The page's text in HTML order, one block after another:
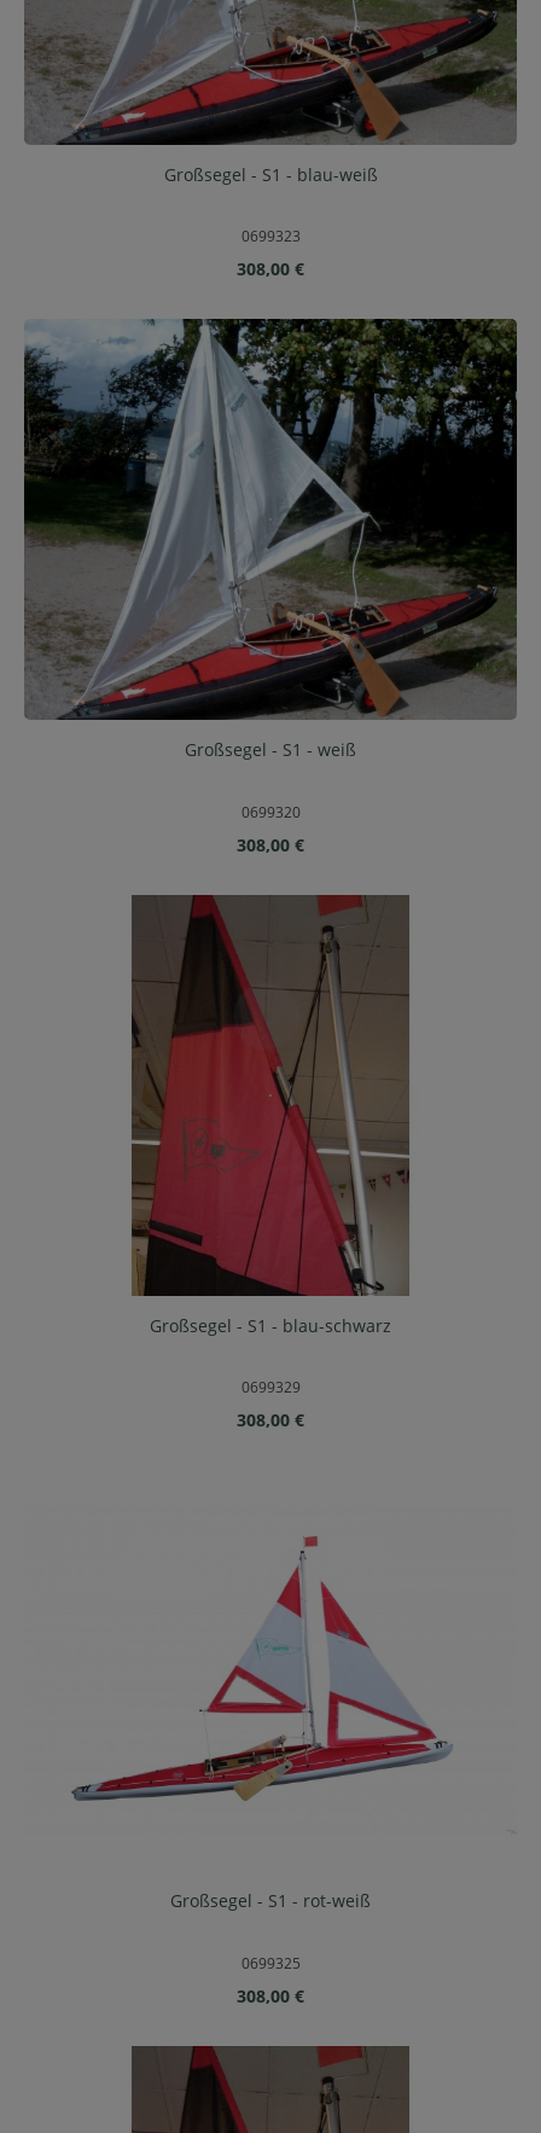
Großsegel - S1 - blau-weiß
0699323
Regulärer Preis:
308,00 €
Großsegel - S1 - weiß
0699320
Regulärer Preis:
308,00 €
Großsegel - S1 - blau-schwarz
0699329
Regulärer Preis:
308,00 €
Großsegel - S1 - rot-weiß
0699325
Regulärer Preis:
308,00 €